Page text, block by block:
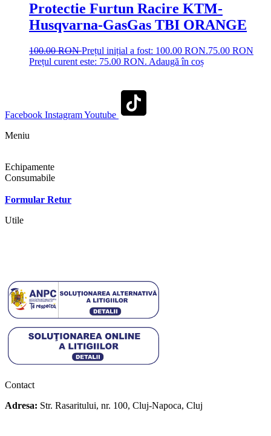
Protectie Furtun Racire KTM-
Husqvarna-GasGas TBI ORANGE
100.00RONPrețul inițial a fost: 100.00 RON.75.00 RON
Prețul curent este: 75.00 RON. Adaugă în coș
Facebook InstagramYoutube
Meniu
Echipamente
Consumabile
Formular Retur
Utile
Contact
Adresa: Str. Rasaritului, nr. 100, Cluj-Napoca, Cluj